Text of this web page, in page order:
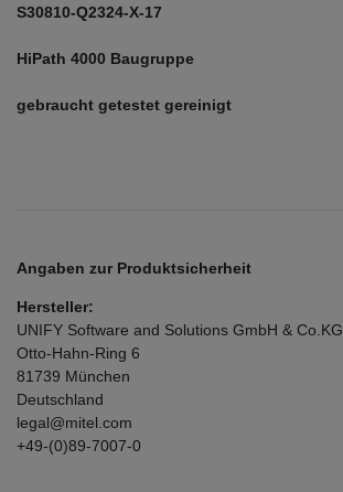
S30810-Q2324-X-17
HiPath 4000 Baugruppe
gebraucht getestet gereinigt
Angaben zur Produktsicherheit
Hersteller:
UNIFY Software and Solutions GmbH & Co.KG
Otto-Hahn-Ring 6
81739 München
Deutschland
legal@mitel.com
+49-(0)89-7007-0